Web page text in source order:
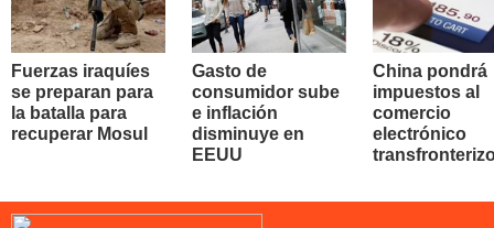
Fuerzas iraquíes
se preparan para
la batalla para
recuperar Mosul
Gasto de
consumidor sube
e inflación
disminuye en
EEUU
China pondrá
impuestos al
comercio
electrónico